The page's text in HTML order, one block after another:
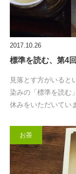
2017.10.26
標準を読む、第4
見落とす方がいると
染みの「標準を読む
休みをいただいてい
お茶